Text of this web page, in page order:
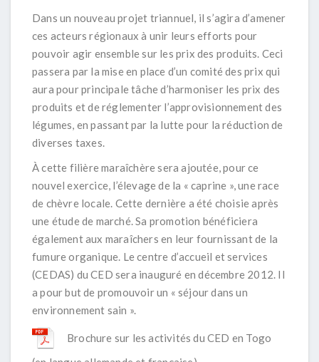
Dans un nouveau projet triannuel, il s’agira d’amener
ces acteurs régionaux à unir leurs efforts pour
pouvoir agir ensemble sur les prix des produits. Ceci
passera par la mise en place d’un comité des prix qui
aura pour principale tâche d’harmoniser les prix des
produits et de réglementer l’approvisionnement des
légumes, en passant par la lutte pour la réduction de
diverses taxes.
À cette filière maraîchère sera ajoutée, pour ce
nouvel exercice, l’élevage de la « caprine », une race
de chèvre locale. Cette dernière a été choisie après
une étude de marché. Sa promotion bénéficiera
également aux maraîchers en leur fournissant de la
fumure organique. Le centre d’accueil et services
(CEDAS) du CED sera inauguré en décembre 2012. Il
a pour but de promouvoir un « séjour dans un
environnement sain ».
Brochure sur les activités du CED en Togo